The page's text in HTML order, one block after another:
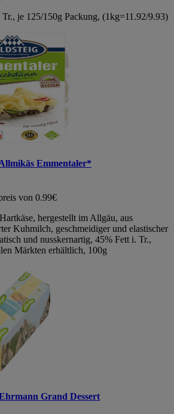
je 125/150g Packung, (1kg=11.92/9.93)
Emmentaler*
von 0.99€
hergestellt im Allgäu, aus
Kuhmilch, geschmeidiger und elastischer
und nusskernartig, 45% Fett i. Tr.,
Märkten erhältlich, 100g
Grand Dessert